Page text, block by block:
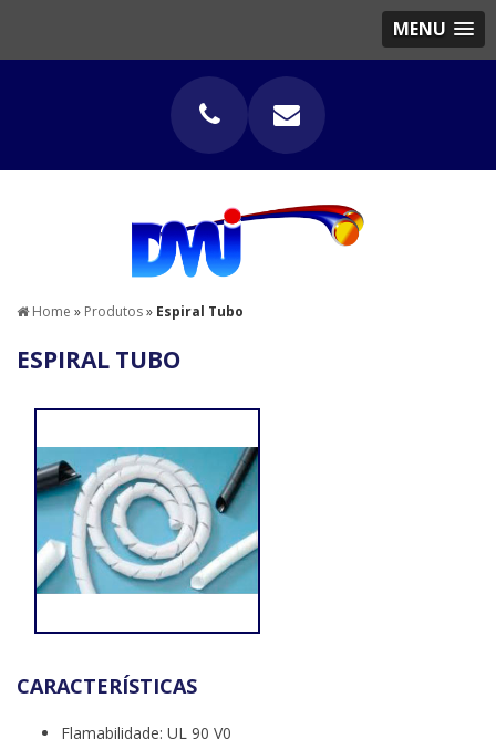
MENU
Home » Produtos» Espiral Tubo
ESPIRAL TUBO
CARACTERÍSTICAS
Flamabilidade: UL 90 V0